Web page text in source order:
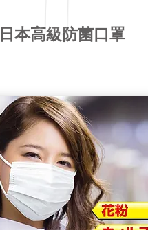
​日本高級防菌口罩